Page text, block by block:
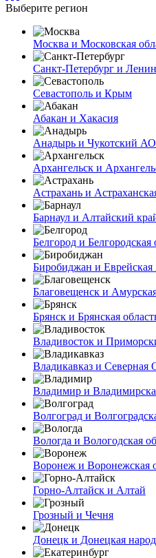
Выберите регион
Москва и Московская
Санкт-Петербург и
Севастополь и Крым
Абакан и Хакасия
Анадырь и Чукотский АО
Архангельск и
Астрахань и
Барнаул и Алтайский
Белгород и Белгородская
Биробиджан и
Благовещенск и
Брянск и Брянская
Владивосток и
Владикавказ и Северная
Владимир и
Волгоград и
Вологда и Вологодская
Воронеж и Воронежская
Горно-Алтайск и Алтай
Грозный и Чечня
Донецк и Донецкая